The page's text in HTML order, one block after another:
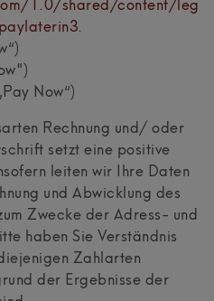
1.0/shared/content/leg
.
Now“)
Rechnung und/ oder
setzt eine positive
leiten wir Ihre Daten
und Abwicklung des
Zwecke der Adress- und
haben Sie Verständnis
Zahlarten
der Ergebnisse der